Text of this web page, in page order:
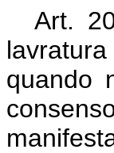
Art.
quando